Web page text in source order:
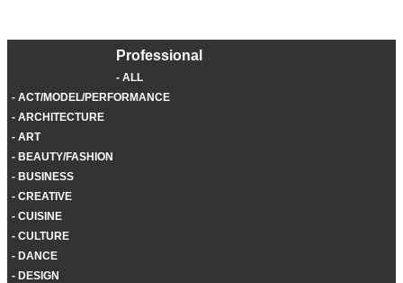
Professional
ALL
ACT/MODEL/PERFORMANCE
ARCHITECTURE
ART
BEAUTY/FASHION
BUSINESS
CREATIVE
CUISINE
CULTURE
DANCE
DESIGN